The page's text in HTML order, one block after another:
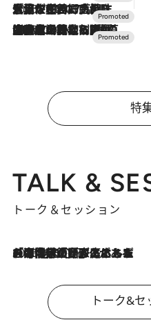
2026.7.17
「土佐和ハーブかき氷」がOMO7高知に登場！生姜、山椒、大葉など目にも舌にも涼を呼ぶ郷土の味
2026.7.10
NEW OPEN！【界 草津】名湯の地に誕生。趣の異なる2種の温泉と上州ならではの会席・蕎麦割烹など美食を味わう究極の癒やし旅
特
TALK &
トーク＆セッション
2026.8.3
「今後値上げがあるとすれば…」「リスクがあるのは今年の冬」エネルギー専門家が語る、ホルムズ海峡封鎖が家庭にもたらす“ある心配”
トーク&セ